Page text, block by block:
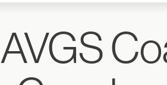
AVGS